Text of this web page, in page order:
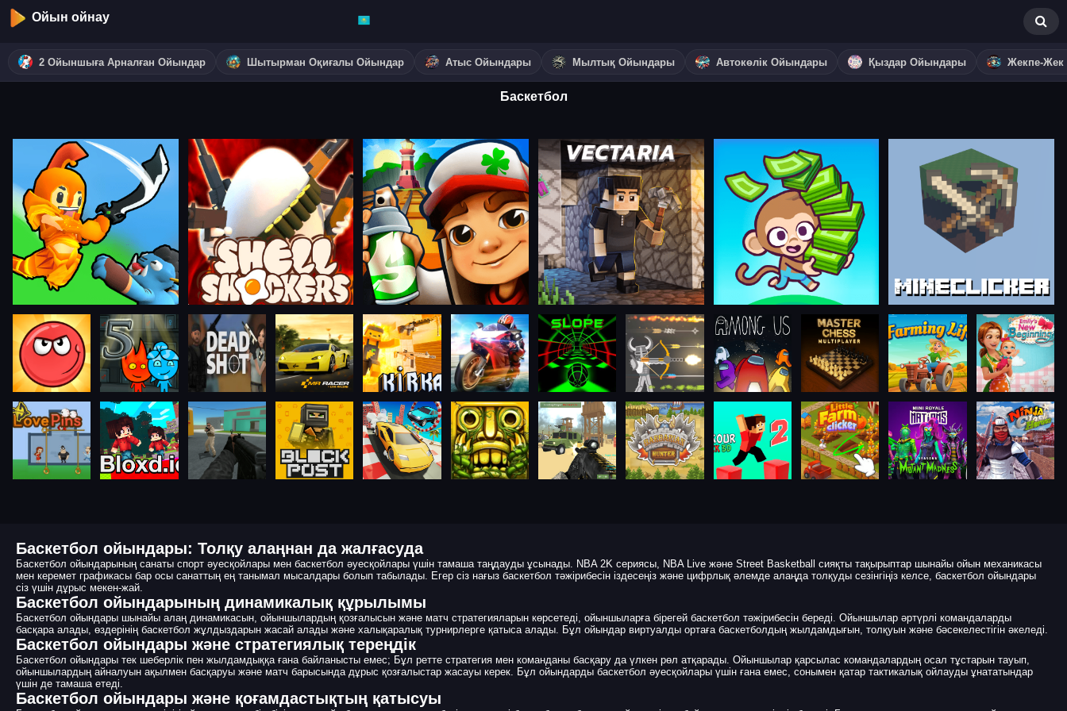
Ойын ойнау
2 Ойыншыға Арналған Ойындар Шытырман Оқиғалы Ойындар Атыс Ойындары Мылтық Ойындары Автокөлік Ойындары Қыздар Ойындары Жекпе-
Баскетбол
Баскетбол ойындары: Толқу алаңнан да жалғасуда
Баскетбол ойындарының санаты спорт әуесқойлары мен баскетбол әуесқойлары үшін тамаша таңдауды ұсынады. NBA 2K сериясы, NBA Live және Street Basketball сияқты тақырыптар шынайы ойын механикасы
мен керемет графикасы бар осы санаттың ең танымал мысалдары болып табылады. Егер сіз нағыз баскетбол тәжірибесін іздесеңіз және цифрлық әлемде алаңда толқуды сезінгіңіз келсе, баскетбол ойындары
сіз үшін дұрыс мекен-жай.
Баскетбол ойындарының динамикалық құрылымы
Баскетбол ойындары шынайы алаң динамикасын, ойыншылардың қозғалысын және матч стратегияларын көрсетеді, ойыншыларға бірегей баскетбол тәжірибесін береді. Ойыншылар әртүрлі командаларды
басқара алады, өздерінің баскетбол жұлдыздарын жасай алады және халықаралық турнирлерге қатыса алады. Бұл ойындар виртуалды ортаға баскетболдың жылдамдығын, толқуын және бәсекелестігін әкеледі.
Баскетбол ойындары және стратегиялық тереңдік
Баскетбол ойындары тек шеберлік пен жылдамдыққа ғана байланысты емес; Бұл ретте стратегия мен команданы басқару да үлкен рөл атқарады. Ойыншылар қарсылас командалардың осал тұстарын тауып,
ойыншылардың айналуын ақылмен басқаруы және матч барысында дұрыс қозғалыстар жасауы керек. Бұл ойындарды баскетбол әуесқойлары үшін ғана емес, сонымен қатар тактикалық ойлауды ұнататындар
үшін де тамаша етеді.
Баскетбол ойындары және қоғамдастықтың қатысуы